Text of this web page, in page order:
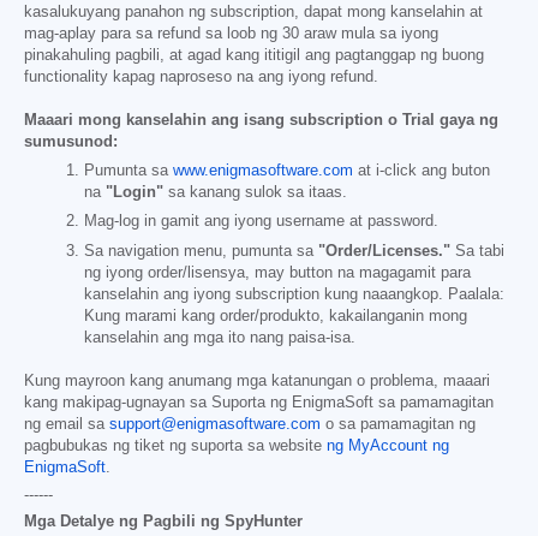
kasalukuyang panahon ng subscription, dapat mong kanselahin at
mag-aplay para sa refund sa loob ng 30 araw mula sa iyong
pinakahuling pagbili, at agad kang ititigil ang pagtanggap ng buong
functionality kapag naproseso na ang iyong refund.
Maaari mong kanselahin ang isang subscription o Trial gaya ng
sumusunod:
Pumunta sa www.enigmasoftware.com at i-click ang buton
na "Login" sa kanang sulok sa itaas.
Mag-log in gamit ang iyong username at password.
Sa navigation menu, pumunta sa "Order/Licenses." Sa tabi
ng iyong order/lisensya, may button na magagamit para
kanselahin ang iyong subscription kung naaangkop. Paalala:
Kung marami kang order/produkto, kakailanganin mong
kanselahin ang mga ito nang paisa-isa.
Kung mayroon kang anumang mga katanungan o problema, maaari
kang makipag-ugnayan sa Suporta ng EnigmaSoft sa pamamagitan
ng email sa support@enigmasoftware.com o sa pamamagitan ng
pagbubukas ng tiket ng suporta sa website ng MyAccount ng
EnigmaSoft
------
Mga Detalye ng Pagbili ng SpyHunter